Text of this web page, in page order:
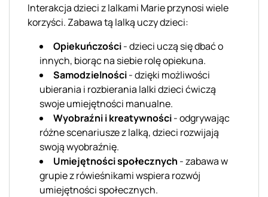
Interakcja dzieci z lalkami Marie przynosi wiele
korzyści. Zabawa tą lalką uczy dzieci:
Opiekuńczości- dzieci uczą się dbać o
innych, biorąc na siebie rolę opiekuna.
Samodzielności- dzięki możliwości
ubierania i rozbierania lalki dzieci ćwiczą
swoje umiejętności manualne.
Wyobraźni i kreatywności- odgrywając
różne scenariusze z lalką, dzieci rozwijają
swoją wyobraźnię.
Umiejętności społecznych - zabawa w
grupie z rówieśnikami wspiera rozwój
umiejętności społecznych.